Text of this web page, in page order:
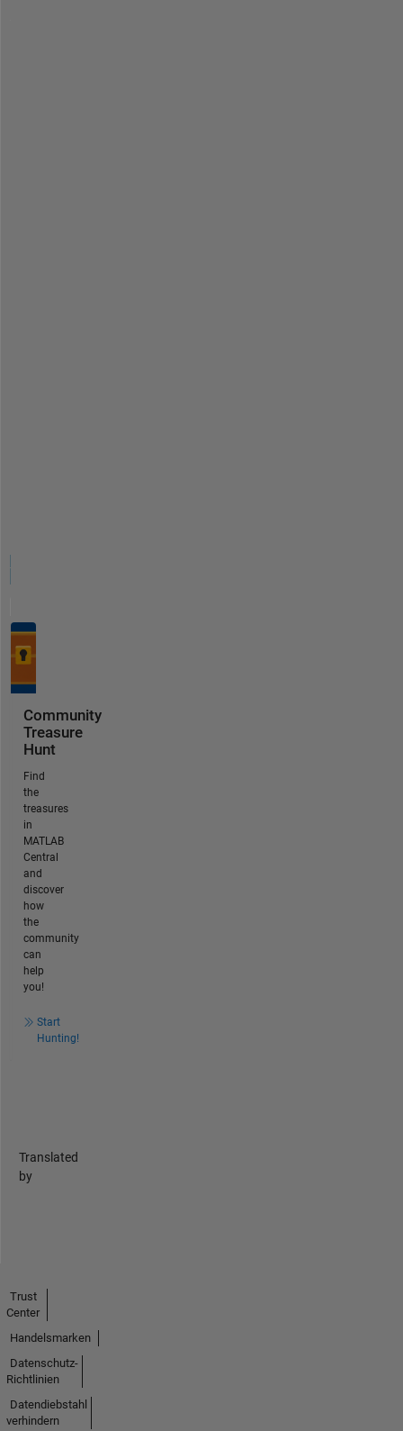
Community
Treasure
Hunt
Find
the
treasures
in
MATLAB
Central
and
discover
how
the
community
can
help
you!
Start
Hunting!
Translated
by
Trust
Center
Handelsmarken
Datenschutz-
Richtlinien
Datendiebstahl
verhindern